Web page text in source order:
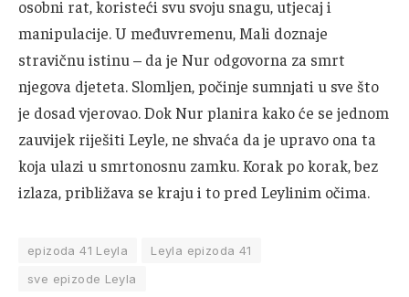
osobni rat, koristeći svu svoju snagu, utjecaj i
manipulacije. U međuvremenu, Mali doznaje
stravičnu istinu – da je Nur odgovorna za smrt
njegova djeteta. Slomljen, počinje sumnjati u sve što
je dosad vjerovao. Dok Nur planira kako će se jednom
zauvijek riješiti Leyle, ne shvaća da je upravo ona ta
koja ulazi u smrtonosnu zamku. Korak po korak, bez
izlaza, približava se kraju i to pred Leylinim očima.
epizoda 41 Leyla
Leyla epizoda 41
sve epizode Leyla